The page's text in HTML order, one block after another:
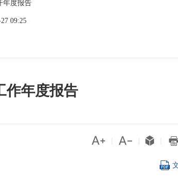
年度报告
09:25
作年度报告
   
